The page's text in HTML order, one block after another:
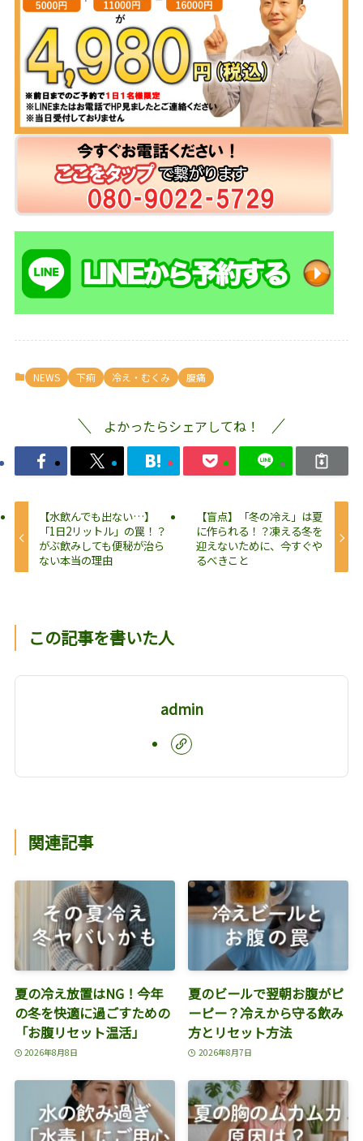
NEWS 下痢 冷え・むくみ 腹痛
よかったらシェアしてね！
【水飲んでも出ない…】
「1日2リットル」の罠！？
がぶ飲みしても便秘が治ら
ない本当の理由
【盲点】「冬の冷え」は夏
に作られる！？凍える冬を
迎えないために、今すぐや
るべきこと
この記事を書いた人
admin
関連記事
夏の冷え放置はNG！今年
の冬を快適に過ごすための
「お腹リセット温活」
2026年8月8日
夏のビールで翌朝お腹がピ
ーピー？冷えから守る飲み
方とリセット方法
2026年8月7日